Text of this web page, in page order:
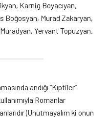
Karnig Boyacıyan,
Boğosyan, Murad Zakaryan,
Yervant Topuzyan.
andığı “Kıptiler”
Romanlar
(Unutmayalım ki onun